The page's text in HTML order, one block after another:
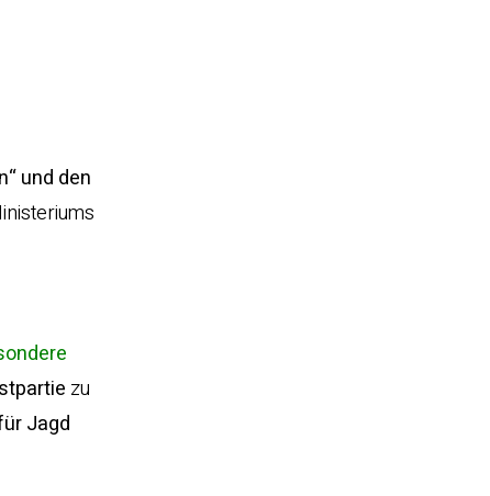
und den
zu
Jagd